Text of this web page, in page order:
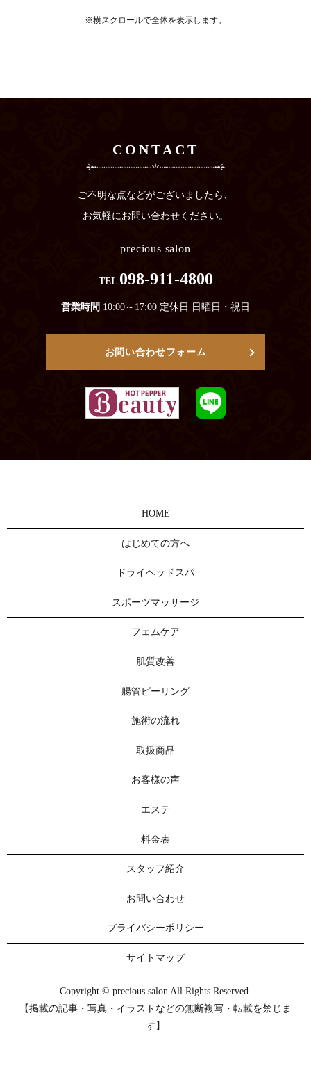
※横スクロールで全体を表示します。
CONTACT
ご不明な点などがございましたら、
お気軽にお問い合わせください。
precious salon
TEL 098-911-4800
営業時間 10:00～17:00 定休日 日曜日・祝日
お問い合わせフォーム
HOME
はじめての方へ
ドライヘッドスパ
スポーツマッサージ
フェムケア
肌質改善
腸管ピーリング
施術の流れ
取扱商品
お客様の声
エステ
料金表
スタッフ紹介
お問い合わせ
プライバシーポリシー
サイトマップ
Copyright © precious salon All Rights Reserved.
【掲載の記事・写真・イラストなどの無断複写・転載を禁じま
す】